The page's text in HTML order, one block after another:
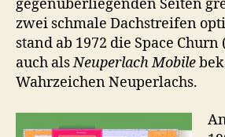
gegenüberliegenden Seiten
zwei schmale Dachstreifen
stand ab 1972 die Space
auch alsNeuperlach Mobile
Wahrzeichen Neuperlachs.